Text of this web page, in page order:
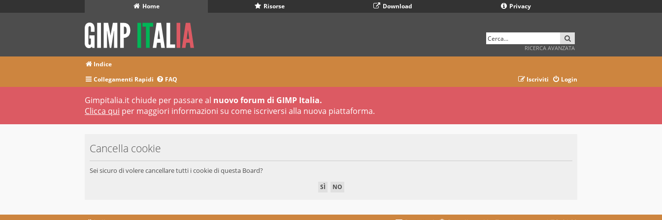
Home Risorse Download Privacy
RICERCA AVANZATA
Indice
Collegamenti Rapidi
FAQ Login
Iscriviti
Gimpitalia.it chiude per passare al nuovo forum di GIMP Italia.
Clicca qui per maggiori informazioni su come iscriversi alla nuova piattaforma.
Cancella cookie
Sei sicuro di volere cancellare tutti i cookie di questa Board?